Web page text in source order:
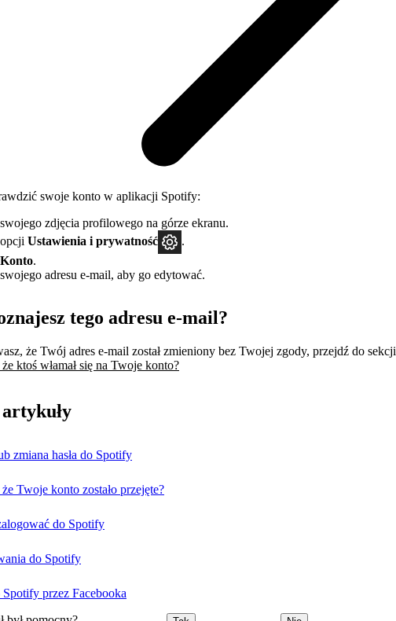
swoje konto w aplikacji Spotify:
zdjęcia profilowego na górze ekranu.
Ustawienia i prywatność
.
Konto.
adresu e-mail, aby go edytować.
tego adresu e-mail?
że Twój adres e-mail został zmieniony bez Twojej zgody, przejdź do sekcji
ktoś włamał się na Twoje konto?
zmiana hasła do Spotify
Twoje konto zostało przejęte?
do Spotify
do Spotify
przez Facebooka